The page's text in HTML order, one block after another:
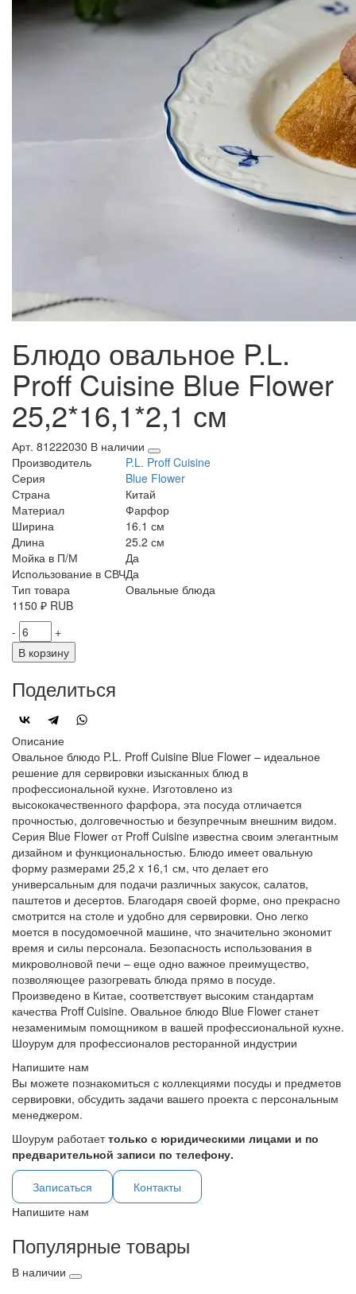
Блюдо овальное P.L.
Proff Cuisine Blue Flower
25,2*16,1*2,1 см
Арт. 81222030 В наличии
Производитель
P.L. Proff Cuisine
Серия
Blue Flower
Страна
Китай
Материал
Фарфор
Ширина
16.1 см
Длина
25.2 см
Мойка в П/М
Да
Использование в СВЧДа
Тип товара
Овальные блюда
1150 ₽ RUB
-
+
В корзину
Поделиться
Описание
Овальное блюдо P.L. Proff Cuisine Blue Flower – идеальное
решение для сервировки изысканных блюд в
профессиональной кухне. Изготовлено из
высококачественного фарфора, эта посуда отличается
прочностью, долговечностью и безупречным внешним видом.
Серия Blue Flower от Proff Cuisine известна своим элегантным
дизайном и функциональностью. Блюдо имеет овальную
форму размерами 25,2 x 16,1 см, что делает его
универсальным для подачи различных закусок, салатов,
паштетов и десертов. Благодаря своей форме, оно прекрасно
смотрится на столе и удобно для сервировки. Оно легко
моется в посудомоечной машине, что значительно экономит
время и силы персонала. Безопасность использования в
микроволновой печи – еще одно важное преимущество,
позволяющее разогревать блюда прямо в посуде.
Произведено в Китае, соответствует высоким стандартам
качества Proff Cuisine. Овальное блюдо Blue Flower станет
незаменимым помощником в вашей профессиональной кухне.
Шоурум для профессионалов ресторанной индустрии
Напишите нам
Вы можете познакомиться с коллекциями посуды и предметов
сервировки, обсудить задачи вашего проекта с персональным
менеджером.
Шоурум работаеттолько с юридическими лицами и по
предварительной записи по телефону.
Записаться
Контакты
Напишите нам
Популярные товары
В наличии